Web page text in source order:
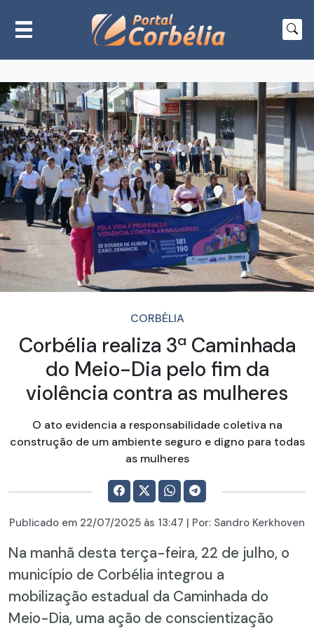
CORBÉLIA
Corbélia realiza 3ª Caminhada
do Meio-Dia pelo fim da
violência contra as mulheres
O ato evidencia a responsabilidade coletiva na
construção de um ambiente seguro e digno para todas
as mulheres
Publicado em 22/07/2025 às 13:47 | Por: Sandro Kerkhoven
Na manhã desta terça-feira, 22 de julho, o
município de Corbélia integrou a
mobilização estadual da Caminhada do
Meio-Dia, uma ação de conscientização